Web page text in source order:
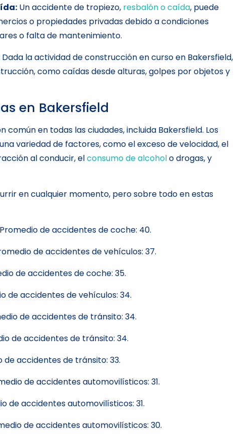
Un accidente de tropiezo, resbalón o caída, puede
o propiedades privadas debido a condiciones
o falta de mantenimiento.
Dada la actividad de construcción en curso en Bakersfield,
como caídas desde alturas, golpes por objetos y
en Bakersfield
común en todas las ciudades, incluida Bakersfield. Los
variedad de factores, como el exceso de velocidad, el
al conducir, elconsumo de alcoholo drogas, y
en cualquier momento, pero sobre todo en estas
de accidentes de coche: 40.
de accidentes de vehículos: 37.
de accidentes de coche: 35.
de accidentes de vehículos: 34.
de accidentes de tránsito: 34.
de accidentes de tránsito: 34.
de accidentes de tránsito: 33.
de accidentes automovilísticos: 31.
de accidentes automovilísticos: 31.
de accidentes automovilísticos: 30.